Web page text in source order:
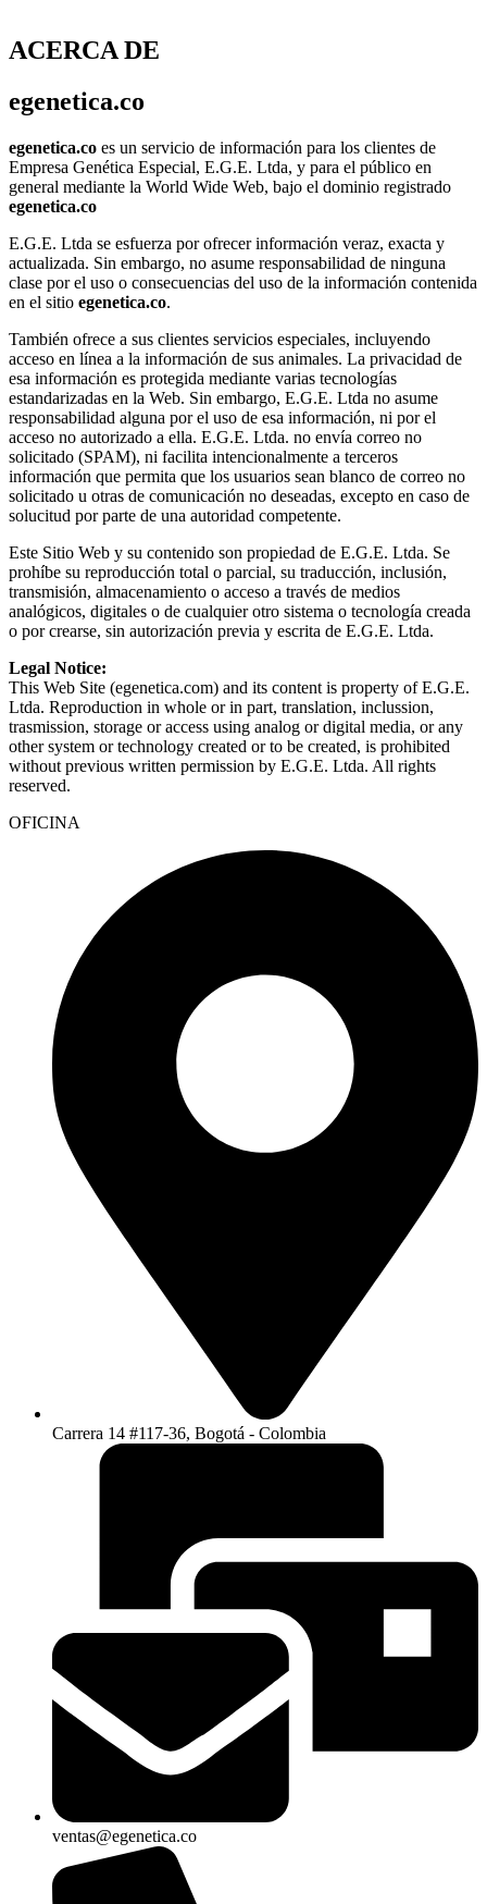
ACERCA DE
egenetica.co
egenetica.co es un servicio de información para los clientes de
Empresa Genética Especial, E.G.E. Ltda, y para el público en
general mediante la World Wide Web, bajo el dominio registrado
egenetica.co
E.G.E. Ltda se esfuerza por ofrecer información veraz, exacta y
actualizada. Sin embargo, no asume responsabilidad de ninguna
clase por el uso o consecuencias del uso de la información contenida
en el sitio egenetica.co.
También ofrece a sus clientes servicios especiales, incluyendo
acceso en línea a la información de sus animales. La privacidad de
esa información es protegida mediante varias tecnologías
estandarizadas en la Web. Sin embargo, E.G.E. Ltda no asume
responsabilidad alguna por el uso de esa información, ni por el
acceso no autorizado a ella. E.G.E. Ltda. no envía correo no
solicitado (SPAM), ni facilita intencionalmente a terceros
información que permita que los usuarios sean blanco de correo no
solicitado u otras de comunicación no deseadas, excepto en caso de
solucitud por parte de una autoridad competente.
Este Sitio Web y su contenido son propiedad de E.G.E. Ltda. Se
prohíbe su reproducción total o parcial, su traducción, inclusión,
transmisión, almacenamiento o acceso a través de medios
analógicos, digitales o de cualquier otro sistema o tecnología creada
o por crearse, sin autorización previa y escrita de E.G.E. Ltda.
Legal Notice:
This Web Site (egenetica.com) and its content is property of E.G.E.
Ltda. Reproduction in whole or in part, translation, inclussion,
trasmission, storage or access using analog or digital media, or any
other system or technology created or to be created, is prohibited
without previous written permission by E.G.E. Ltda. All rights
reserved.
OFICINA
Carrera 14 #117-36, Bogotá - Colombia
ventas@egenetica.co